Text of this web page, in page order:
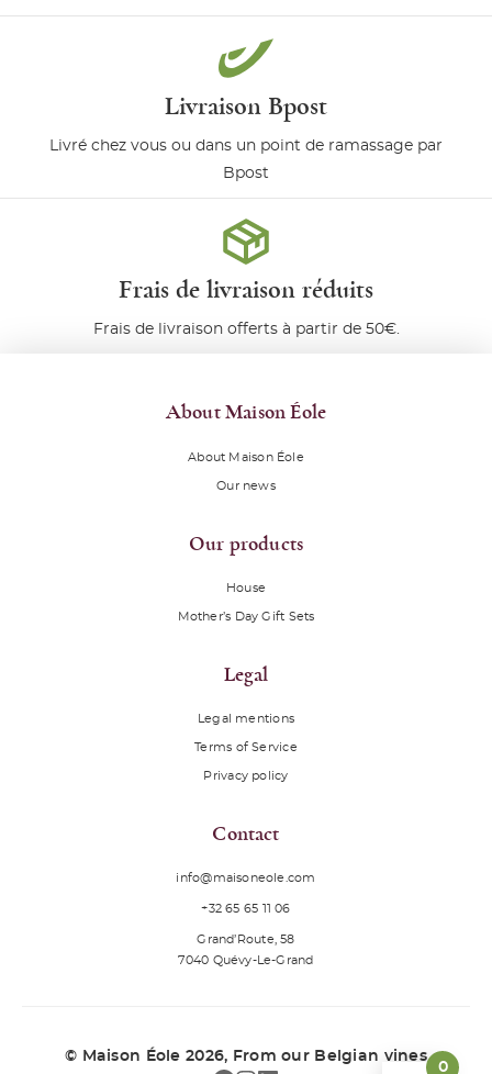
Livraison Bpost
Livré chez vous ou dans un point de ramassage par
Bpost
Frais de livraison réduits
Frais de livraison offerts à partir de 50€.
About Maison Éole
About Maison Éole
Our news
Our products
House
Mother’s Day Gift Sets
Legal
Legal mentions
Terms of Service
Privacy policy
Contact
info@maisoneole.com
+32 65 65 11 06
Grand’Route, 58
7040 Quévy-Le-Grand
© Maison Éole 2026, From our Belgian vines
0